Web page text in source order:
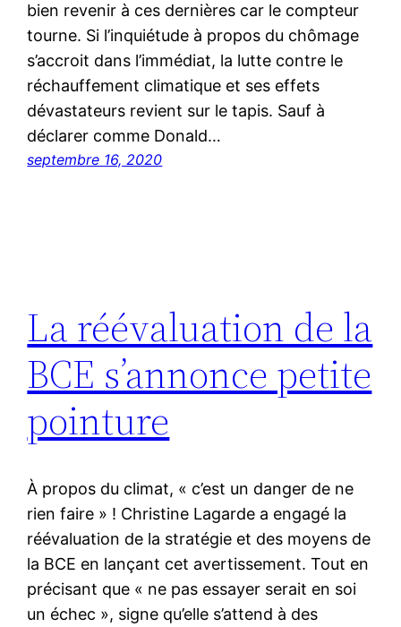
bien revenir à ces dernières car le compteur
tourne. Si l’inquiétude à propos du chômage
s’accroit dans l’immédiat, la lutte contre le
réchauffement climatique et ses effets
dévastateurs revient sur le tapis. Sauf à
déclarer comme Donald…
septembre 16, 2020
La réévaluation de la
BCE s’annonce petite
pointure
À propos du climat, « c’est un danger de ne
rien faire » ! Christine Lagarde a engagé la
réévaluation de la stratégie et des moyens de
la BCE en lançant cet avertissement. Tout en
précisant que « ne pas essayer serait en soi
un échec », signe qu’elle s’attend à des